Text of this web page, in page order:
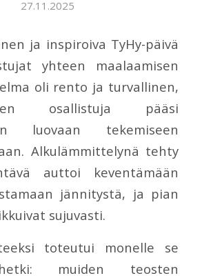
27.11.2025
ja inspiroiva TyHy-päivä
yhteen maalaamisen
oli rento ja turvallinen,
osallistuja pääsi
luovaan tekemiseen
Alkulämmittelynä tehty
auttoi keventämään
jännitystä, ja pian
sujuvasti.
toteutui monelle se
muiden teosten